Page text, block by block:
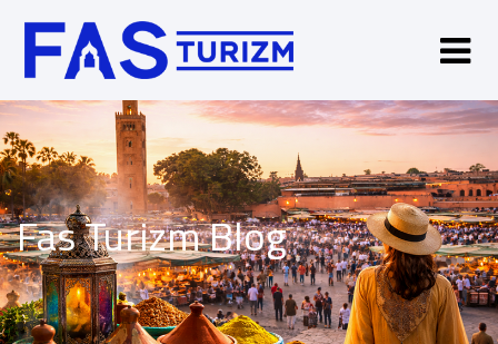
Fas Turizm Blog